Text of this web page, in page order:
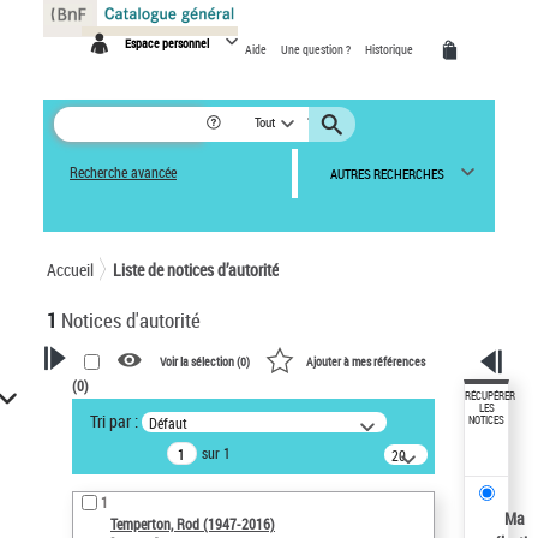
Espace personnel Aide Une question ? Historique
Tout
Recherche avancée AUTRES RECHERCHES
Accueil Liste de notices d’autorité
1 Notices d'autorité
VOTRE RECHERCHE
Recherche avancée dans les
notices d’autorité
Œuvres liées à l'auteur :
Temperton, Rod (1947-2016)
Voir la sélection (0) Ajouter à mes références
(0)
Tri par : Défaut
sur 1
20
résultats/page
1
Temperton, Rod (1947-2016)
RÉCUPÉRER
LES
NOTICES
Ma
Panneau de gestion des cookies